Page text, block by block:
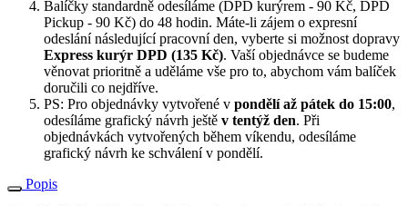
Balíčky standardně odesíláme (DPD kurýrem - 90 Kč, DPD
Pickup - 90 Kč) do 48 hodin. Máte-li zájem o expresní
odeslání následující pracovní den, vyberte si možnost dopravy
Express kurýr DPD (135 Kč). Vaší objednávce se budeme
věnovat prioritně a uděláme vše pro to, abychom vám balíček
doručili co nejdříve.
PS: Pro objednávky vytvořené v pondělí až pátek do 15:00,
odesíláme grafický návrh ještě v tentýž den. Při
objednávkách vytvořených během víkendu, odesíláme
grafický návrh ke schválení v pondělí.
Popis